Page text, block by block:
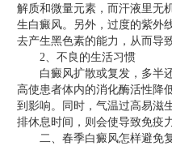
解质和微量元素，而汗液里无
生白癜风。另外，过度的紫外
去产生黑色素的能力，从而导
2、不良的生活习惯
白癜风扩散或复发，多半还
高使患者体内的消化酶活性降
到影响。同时，气温过高易滋
排休息时间，则会使导致免疫
二、春季白癜风怎样避免